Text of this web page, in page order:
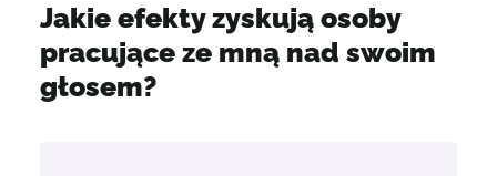
Jakie efekty zyskują osoby
pracujące ze mną nad swoim
głosem?